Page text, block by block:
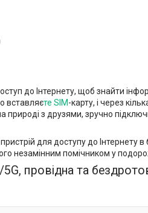
до Інтернету, щоб знайти
вставляєте SIM-карту, і через
з друзями, зручно
для доступу до Інтернету в
незамінним помічником у
провідна та